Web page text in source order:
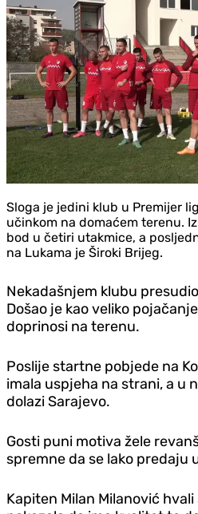
Sloga je jedini klub u Premijer
učinkom na domaćem terenu.
bod u četiri utakmice, a
na Lukama je Široki Brijeg.
Nekadašnjem klubu
Došao je kao veliko
doprinosi na terenu.
Poslije startne pobjede na
imala uspjeha na strani, a u
dolazi Sarajevo.
Gosti puni motiva žele
spremne da se lako predaju
Kapiten Milan Milanović